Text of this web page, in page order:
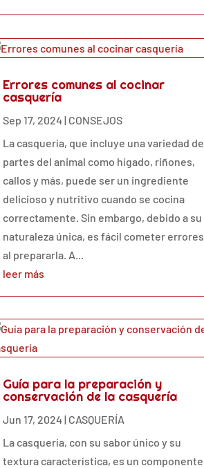
Errores comunes al cocinar
casquería
Sep 17, 2024| CONSEJOS
La casquería, que incluye una variedad de
partes del animal como hígado, riñones,
callos y más, puede ser un ingrediente
delicioso y nutritivo cuando se cocina
correctamente. Sin embargo, debido a su
naturaleza única, es fácil cometer errores
al prepararla. A...
leer más
Guía para la preparación y
conservación de la casquería
Jun 17, 2024| CASQUERÍA
La casquería, con su sabor único y su
textura característica, es un componente